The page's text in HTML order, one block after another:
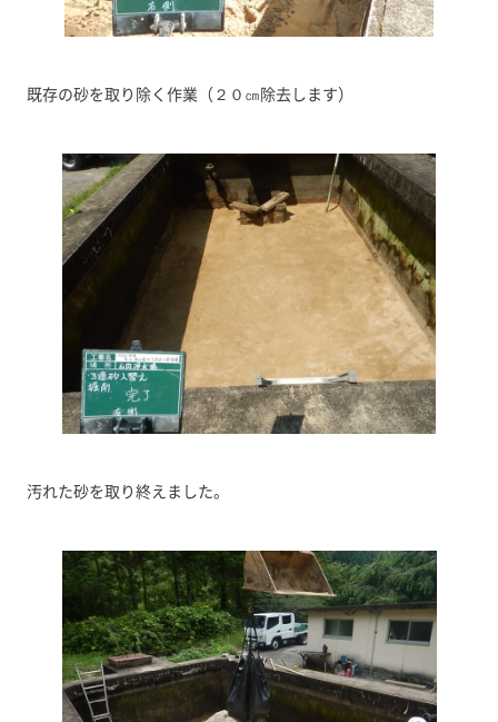
既存の砂を取り除く作業（２０㎝除去します）
汚れた砂を取り終えました。